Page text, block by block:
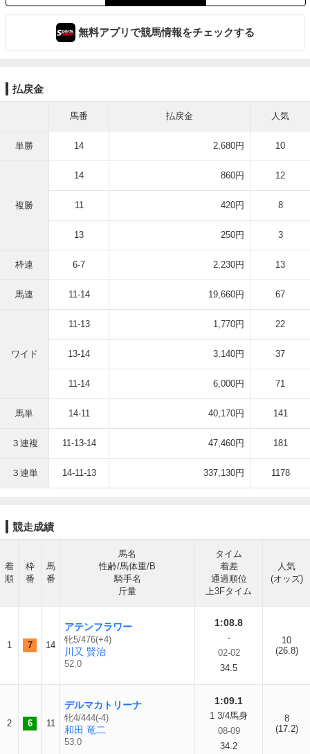
無料アプリで競馬情報をチェックする
払戻金
馬番 払戻金 人気
単勝 14 2,680円 10
複勝
14 860円 12
11 420円 8
13 250円 3
枠連 6-7 2,230円 13
馬連 11-14 19,660円 67
ワイド
11-13 1,770円 22
13-14 3,140円 37
11-14 6,000円 71
馬単 14-11 40,170円 141
３連複 11-13-14 47,460円 181
３連単 14-11-13 337,130円 1178
競走成績
着
順
枠
番
馬
番
馬名
性齢/馬体重/B
騎手名
斤量
タイム
着差
通過順位
上3Fタイム
人気
(オッズ)
1 7 14
アテンフラワー
牝5/476(+4)
川又 賢治
52.0
1:08.8
-
02-02
34.5
10
(26.8)
2 6 11
デルマカトリーナ
牝4/444(-4)
和田 竜二
53.0
1:09.1
1 3/4馬身
08-09
34.2
8
(17.2)